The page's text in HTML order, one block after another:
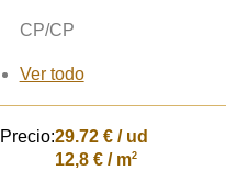
CP/CP
Ver todo
Precio:29.72 € / ud
12,8 € / m2